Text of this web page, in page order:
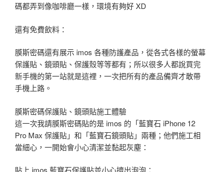
碼都弄到像咖啡廳一樣，環境有夠好 XD
還有免費飲料：
膜斯密碼還有展示 imos 各種防護產品，從各式各樣的螢幕
保護貼、鏡頭貼、保護殼等等都有；所以很多人都說買完
新手機的第一站就是這裡，一次把所有的產品備齊才敢帶
手機上路。
膜斯密碼保護貼、鏡頭貼施工體驗
這一次我請膜斯密碼貼的是 imos 的「藍寶石 iPhone 12
Pro Max 保護貼」和「藍寶石鏡頭貼」兩種；他們施工相
當細心，一開始會小心清潔並黏起灰塵：
貼上 imos 藍寶石保護貼並小心擠出泡泡：